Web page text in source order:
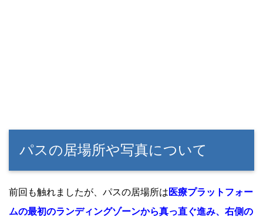
パスの居場所や写真について
前回も触れましたが、パスの居場所は 医療プラットフォー
ムの最初のランディングゾーンから真っ直ぐ進み、右側の